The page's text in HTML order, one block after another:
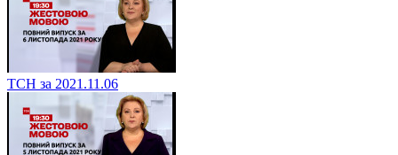
ТСН за 2021.11.06